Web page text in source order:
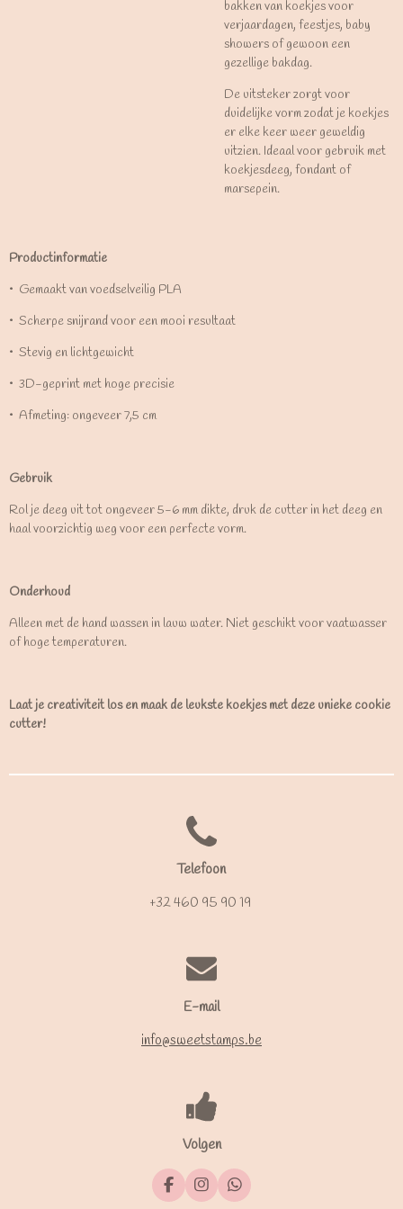
bakken van koekjes voor
verjaardagen, feestjes, baby
showers of gewoon een
gezellige bakdag.
De uitsteker zorgt voor
duidelijke vorm zodat je koekjes
er elke keer weer geweldig
uitzien. Ideaal voor gebruik met
koekjesdeeg, fondant of
marsepein.
Productinformatie
•⁠ ⁠Gemaakt van voedselveilig PLA
•⁠ ⁠Scherpe snijrand voor een mooi resultaat
•⁠ ⁠Stevig en lichtgewicht
•⁠ ⁠3D-geprint met hoge precisie
•⁠ ⁠Afmeting: ongeveer 7,5 cm
Gebruik
Rol je deeg uit tot ongeveer 5-6 mm dikte, druk de cutter in het deeg en
haal voorzichtig weg voor een perfecte vorm.
Onderhoud
Alleen met de hand wassen in lauw water. Niet geschikt voor vaatwasser
of hoge temperaturen.
Laat je creativiteit los en maak de leukste koekjes met deze unieke cookie
cutter!
Telefoon
+32 460 95 90 19
E-mail
info@sweetstamps.be
Volgen
F
a
I
n
W
h